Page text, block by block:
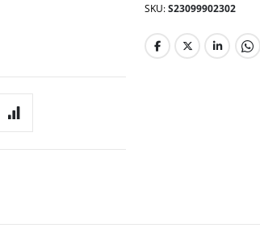
SKU S23099902302